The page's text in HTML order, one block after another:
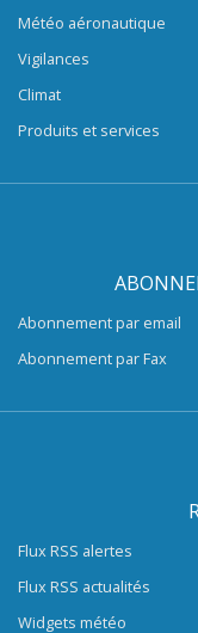
Météo aéronautique
Vigilances
Climat
Produits et services
Abonnement par email
Abonnement par Fax
Flux RSS alertes
Flux RSS actualités
Widgets météo